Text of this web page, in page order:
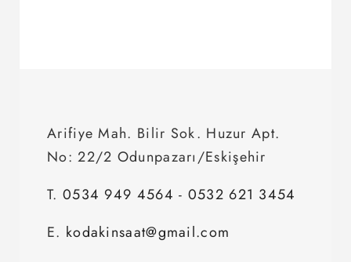
Arifiye Mah. Bilir Sok. Huzur Apt.
No: 22/2 Odunpazarı/Eskişehir
T. 0534 949 4564 - 0532 621 3454
E. kodakinsaat@gmail.com